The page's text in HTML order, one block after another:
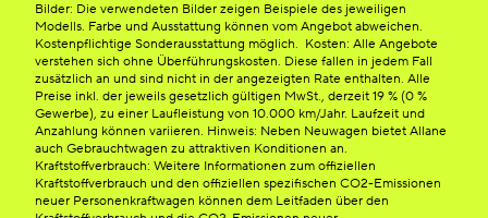
Bilder: Die verwendeten Bilder zeigen Beispiele des jeweiligen
Modells. Farbe und Ausstattung können vom Angebot abweichen.
Kostenpflichtige Sonderausstattung möglich. Kosten: Alle Angebote
verstehen sich ohne Überführungskosten. Diese fallen in jedem Fall
zusätzlich an und sind nicht in der angezeigten Rate enthalten. Alle
Preise inkl. der jeweils gesetzlich gültigen MwSt., derzeit 19 % (0 %
Gewerbe), zu einer Laufleistung von 10.000 km/Jahr. Laufzeit und
Anzahlung können variieren. Hinweis: Neben Neuwagen bietet Allane
auch Gebrauchtwagen zu attraktiven Konditionen an.
Kraftstoffverbrauch: Weitere Informationen zum offiziellen
Kraftstoffverbrauch und den offiziellen spezifischen CO2-Emissionen
neuer Personenkraftwagen können dem Leitfaden über den